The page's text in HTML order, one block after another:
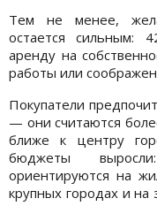
Тем не менее,
остается сильным:
аренду на
работы или
Покупатели
— они считаются
ближе к центру
бюджеты
ориентируются на
крупных городах и